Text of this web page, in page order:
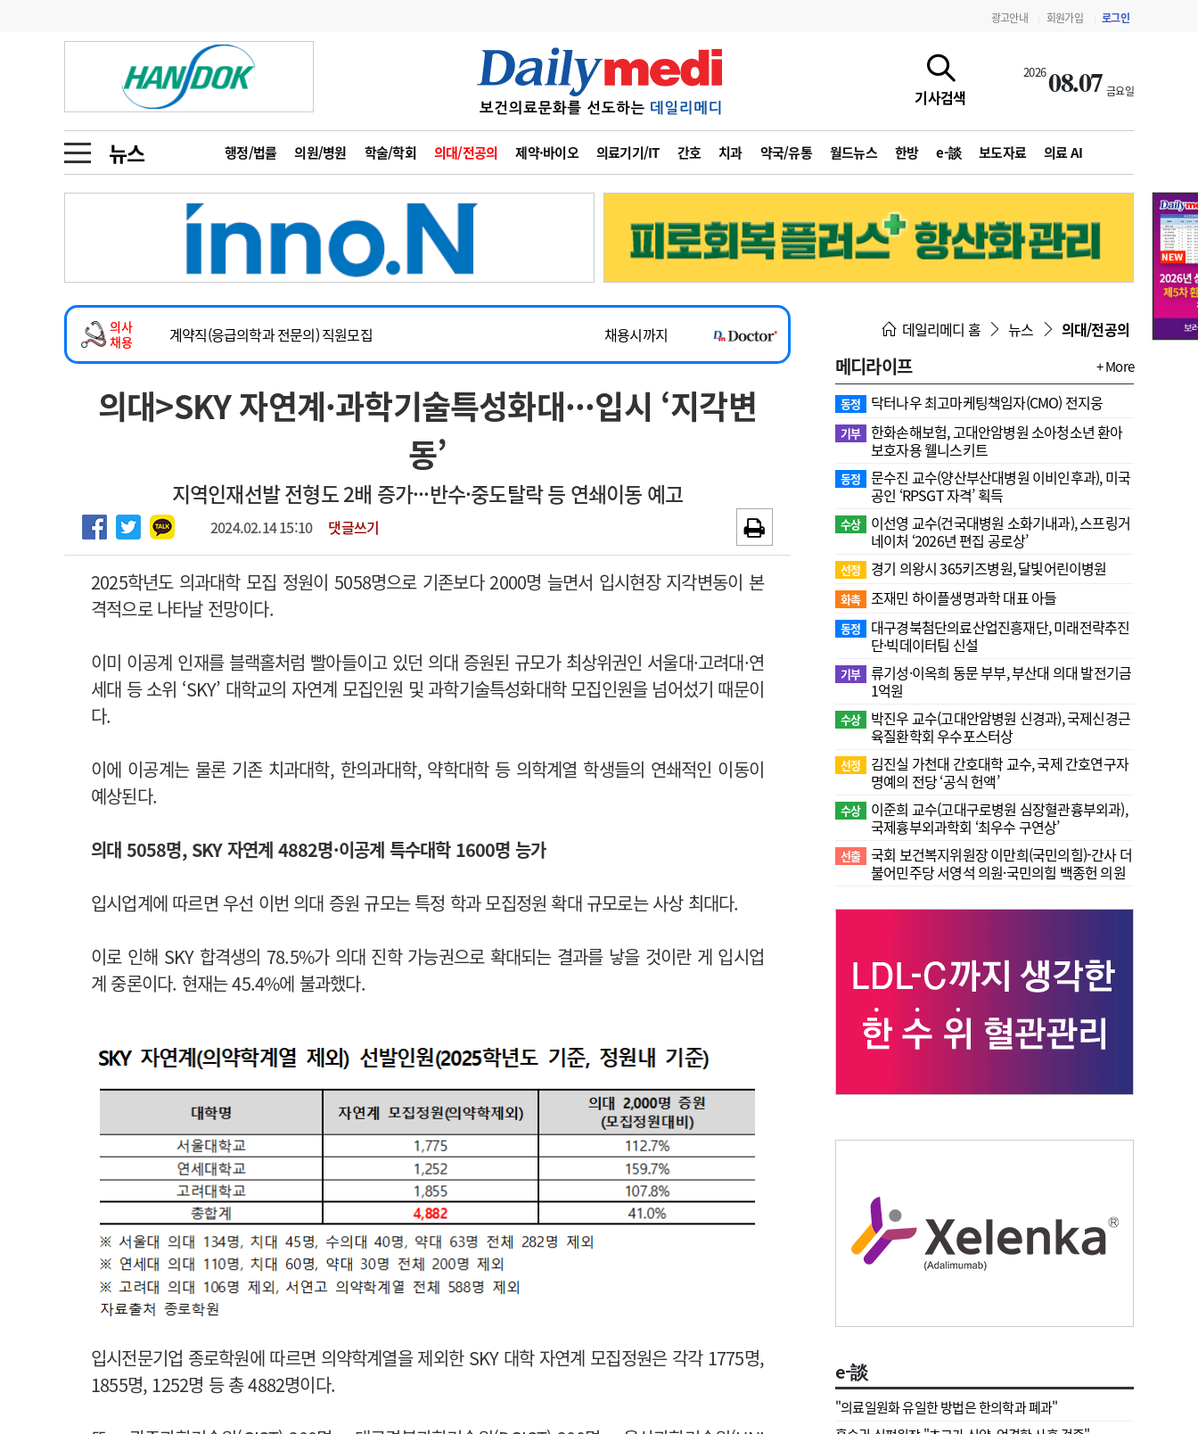
광고안내 회원가입 로그인
기사검색
202608.07 금요일
뉴스 행정/법률 의원/병원 학술/학회 의대/전공의 제약·바이오 의료기기/IT 간호 치과 약국/유통 월드뉴스 한방 e-談 보도자료 의료 AI
금주의 검색어
1
의사인력 수급 추계
3
AI의료
4
전공의 모집 결과
6
관리급여 실시
수련환경 개선
의과대학 입시
인사 사고
오피니언 수첩
인물 초대석 피플
동영상뉴스
포토뉴스
메디 Hospital 지역병원 중소병원
인포메이션 행정처분 판례 정책/통계 공시 지침·기준·평가 약제급여 심사 결과
고객센터 회사소개 법적고지 광고안내
의사
채용
2026년 하반기 인턴 모집
~2026-08-31
마취통증의학과 임기제 임상의사 채용
채용시까지
계약직(응급의학과 전문의) 직원모집
채용시까지
하반기 전공의(레지던트1년차) 모집
~2026-08-15
2026년 하반기 인턴 모집
~2026-08-31
의대>SKY 자연계·과학기술특성화대···입시 ‘지각변
동’
지역인재선발 전형도 2배 증가···반수·중도탈락 등 연쇄이동 예고
2024.02.14 15:10 댓글쓰기
2025학년도 의과대학 모집 정원이 5058명으로 기존보다 2000명 늘면서 입시현장 지각변동이 본
격적으로 나타날 전망이다.
이미 이공계 인재를 블랙홀처럼 빨아들이고 있던 의대 증원된 규모가 최상위권인 서울대·고려대·연
세대 등 소위 ‘SKY’ 대학교의 자연계 모집인원 및 과학기술특성화대학 모집인원을 넘어섰기 때문이
다.
이에 이공계는 물론 기존 치과대학, 한의과대학, 약학대학 등 의학계열 학생들의 연쇄적인 이동이
예상된다.
의대 5058명, SKY 자연계 4882명·이공계 특수대학 1600명 능가
입시업계에 따르면 우선 이번 의대 증원 규모는 특정 학과 모집정원 확대 규모로는 사상 최대다.
이로 인해 SKY 합격생의 78.5%가 의대 진학 가능권으로 확대되는 결과를 낳을 것이란 게 입시업
계 중론이다. 현재는 45.4%에 불과했다.
입시전문기업 종로학원에 따르면 의약학계열을 제외한 SKY 대학 자연계 모집정원은 각각 1775명,
1855명, 1252명 등 총 4882명이다.
데일리메디 홈 뉴스 의대/전공의
메디라이프 + More
동정 닥터나우 최고마케팅책임자(CMO) 전지웅
기부 한화손해보험, 고대안암병원 소아청소년 환아
보호자용 웰니스키트
동정
문수진 교수( 양산부산대병원 이비인후과), 미국
공인 ‘RPSGT 자격’ 획득
수상
이선영 교수(건국대병원 소화기내과), 스프링거
네이처 ‘2026년 편집 공로상’
선정 경기 의왕시 365키즈병원, 달빛어린이병원
화촉 조재민 하이플생명과학 대표 아들
동정
대구경북첨단의료산업진흥재단, 미래전략추진
단·빅데이터팀 신설
기부 류기성·이옥희 동문 부부, 부산대 의대 발전기금
1억원
수상
박진우 교수(고대안암병원 신경과), 국제신경근
육질환학회 우수포스터상
선정
김진실 가천대 간호대학 교수, 국제 간호연구자
명예의 전당 ‘공식 헌액’
수상
이준희 교수(고대구로병원 심장혈관흉부외과),
국제흉부외과학회 ‘최우수 구연상’
선출 국회 보건복지위원장 이만희(국민의힘)-간사 더
불어민주당 서영석 의원·국민의힘 백종헌 의원
e-談
"의료일원화 유일한 방법은 한의학과 폐과"